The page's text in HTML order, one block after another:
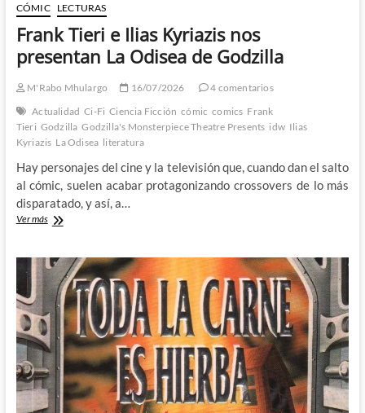
CÓMIC LECTURAS
Frank Tieri e Ilias Kyriazis nos
presentan La Odisea de Godzilla
M'Rabo Mhulargo 16/07/2026
4 comentarios
Actualidad Ci-Fi Ciencia Ficción cómic comics Frank
Tieri Godzilla Godzilla's Monsterpiece Theatre Presents idw Ilias
Kyriazis La Odisea literatura
Hay personajes del cine y la televisión que, cuando dan el salto
al cómic, suelen acabar protagonizando crossovers de lo más
disparatado, y así, a…
Ver másFrank
Ilias
Kyriazis
nos
presentan
La
Odisea
de
Godzilla